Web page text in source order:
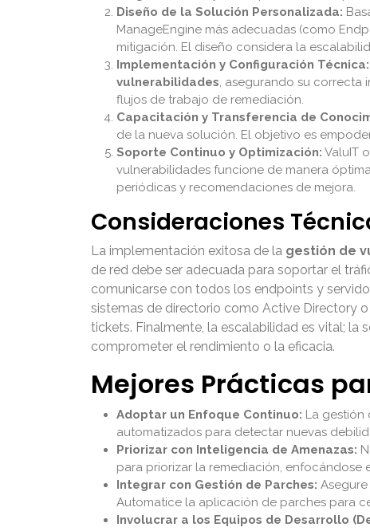
Diseño de la Solución Personalizada:
ManageEngine más adecuadas (como
mitigación. El diseño considera la
Implementación y Configuración Técnica:
vulnerabilidades, asegurando su correcta
flujos de trabajo de remediación.
Capacitación y Transferencia de
de la nueva solución. El objetivo es
Soporte Continuo y Optimización: ValuIT
vulnerabilidades funcione de manera
periódicas y recomendaciones de mejora.
Consideraciones
La implementación exitosa de la gestión de
de red debe ser adecuada para soportar el
comunicarse con todos los endpoints y
sistemas de directorio como Active Directory
tickets. Finalmente, la escalabilidad es vital; la
comprometer el rendimiento o la eficacia.
Mejores Prácticas
Adoptar un Enfoque Continuo: La gestión
automatizados para detectar nuevas
Priorizar con Inteligencia de Amenazas:
para priorizar la remediación, enfocándose
Integrar con Gestión de Parches:
Automatice la aplicación de parches para
Involucrar a los Equipos de Desarrollo